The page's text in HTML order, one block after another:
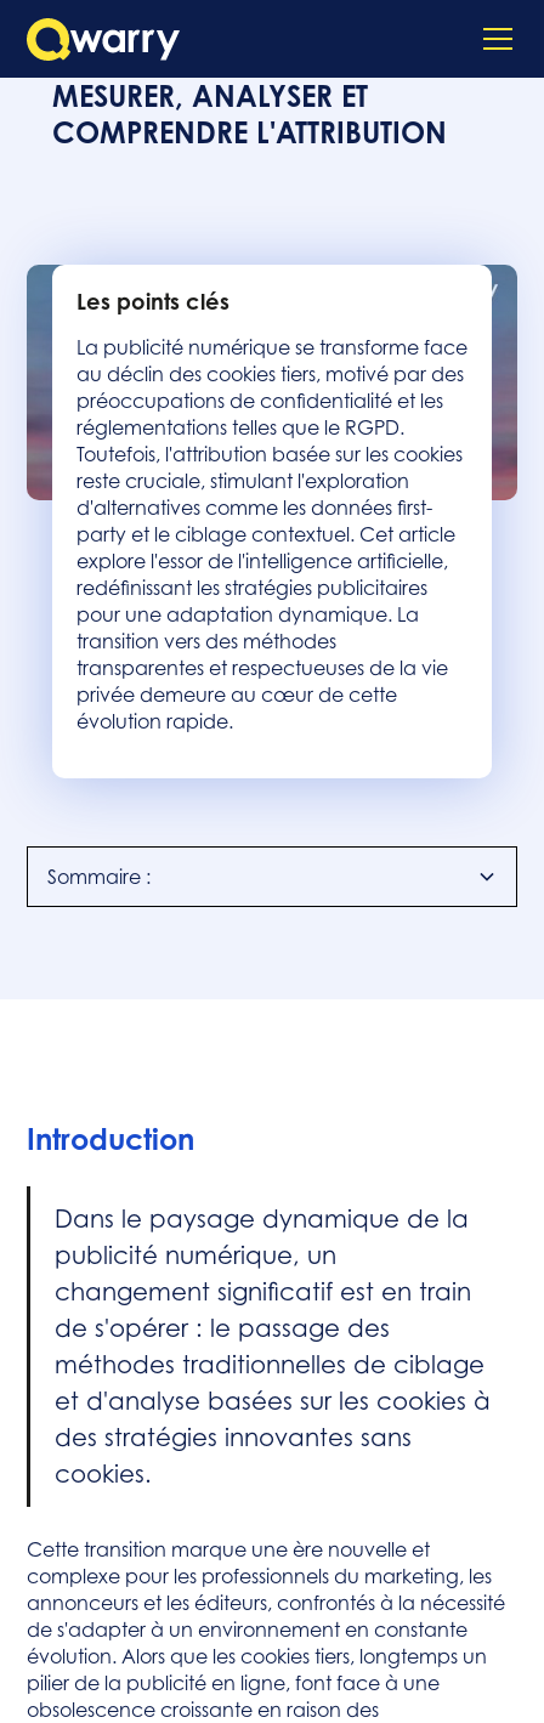
MESURER, ANALYSER ET
COMPRENDRE L'ATTRIBUTION
Les points clés
La publicité numérique se transforme face
au déclin des cookies tiers, motivé par des
préoccupations de confidentialité et les
réglementations telles que le RGPD.
Toutefois, l'attribution basée sur les cookies
reste cruciale, stimulant l'exploration
d'alternatives comme les données first-
party et le ciblage contextuel. Cet article
explore l'essor de l'intelligence artificielle,
redéfinissant les stratégies publicitaires
pour une adaptation dynamique. La
transition vers des méthodes
transparentes et respectueuses de la vie
privée demeure au cœur de cette
évolution rapide.
Sommaire :
Introduction
Dans le paysage dynamique de la
publicité numérique, un
changement significatif est en train
de s'opérer : le passage des
méthodes traditionnelles de ciblage
et d'analyse basées sur les cookies à
des stratégies innovantes sans
cookies.
Cette transition marque une ère nouvelle et
complexe pour les professionnels du marketing, les
annonceurs et les éditeurs, confrontés à la nécessité
de s'adapter à un environnement en constante
évolution. Alors que les cookies tiers, longtemps un
pilier de la publicité en ligne, font face à une
obsolescence croissante en raison des